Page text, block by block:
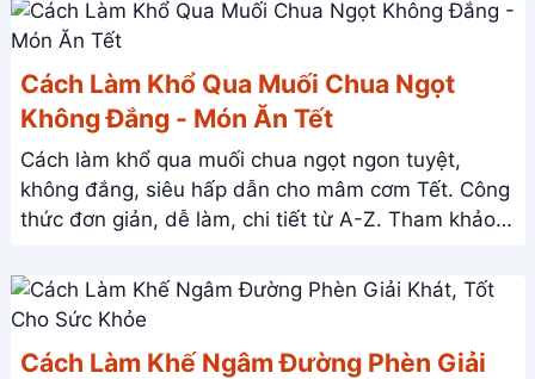
Cách Làm Khổ Qua Muối Chua Ngọt
Không Đắng - Món Ăn Tết
Cách làm khổ qua muối chua ngọt ngon tuyệt,
không đắng, siêu hấp dẫn cho mâm cơm Tết. Công
thức đơn giản, dễ làm, chi tiết từ A-Z. Tham khảo
Cách Làm Khế Ngâm Đường Phèn Giải